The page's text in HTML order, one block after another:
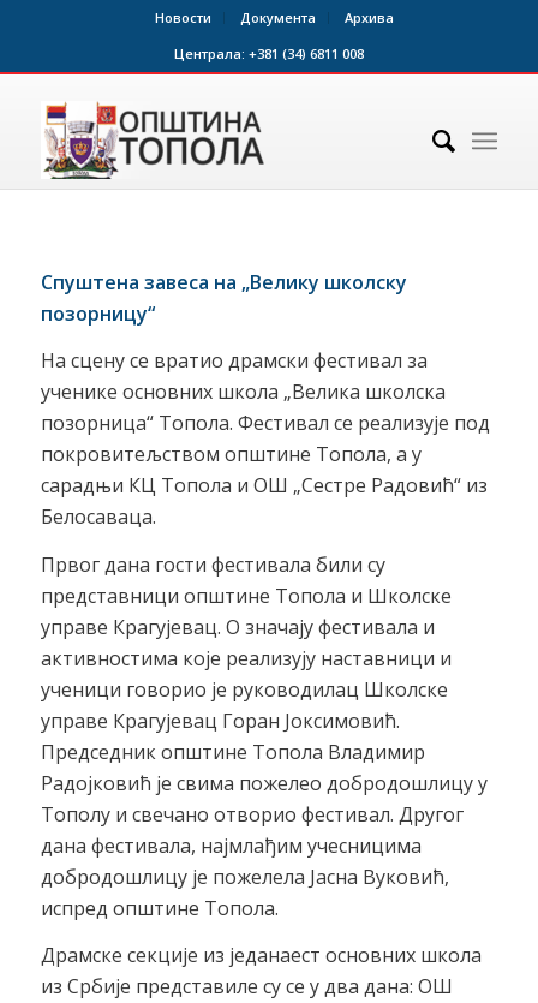
Новости Документа
Архива
Централа: +381 (34) 6811 008
Спуштена завеса на „Велику школску
позорницу“
На сцену се вратио драмски фестивал за
ученике основних школа „Велика школска
позорница“ Топола. Фестивал се реализује под
покровитељством општине Топола, а у
сарадњи КЦ Топола и ОШ „Сестре Радовић“ из
Белосаваца.
Првог дана гости фестивала били су
представници општине Топола и Школске
управе Крагујевац. О значају фестивала и
активностима које реализују наставници и
ученици говорио је руководилац Школске
управе Крагујевац Горан Јоксимовић.
Председник општине Топола Владимир
Радојковић је свима пожелео добродошлицу у
Тополу и свечано отворио фестивал. Другог
дана фестивала, најмлађим учесницима
добродошлицу је пожелела Јасна Вуковић,
испред општине Топола.
Драмске секције из једанаест основних школа
из Србије представиле су се у два дана: ОШ